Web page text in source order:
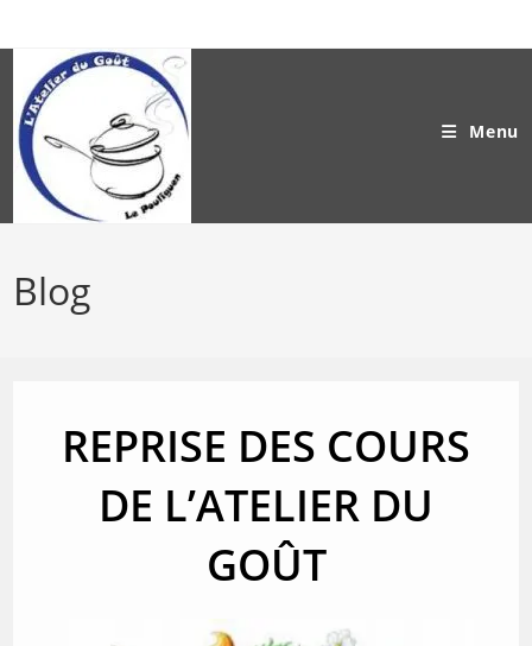
to
content
Menu
Blog
REPRISE DES COURS
DE L’ATELIER DU
GOÛT